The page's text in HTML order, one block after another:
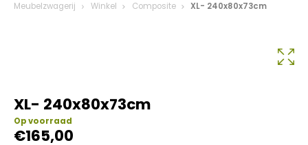
Meubelzwagerij Winkel Composite XL- 240x80x73cm
XL- 240x80x73cm
Op voorraad
€165,00